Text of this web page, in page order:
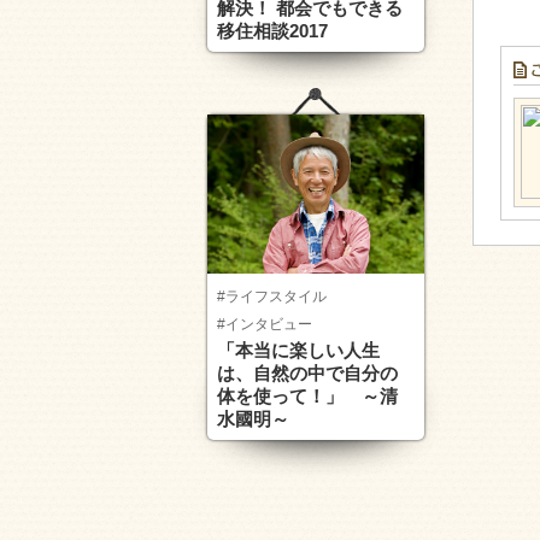
解決！ 都会でもできる
移住相談2017
#ライフスタイル
#インタビュー
「本当に楽しい人生
は、自然の中で自分の
体を使って！」 ～清
水國明～